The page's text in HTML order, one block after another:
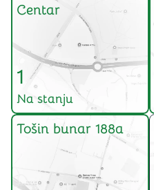
Centar
1
Na stanju
Tošin bunar 188a